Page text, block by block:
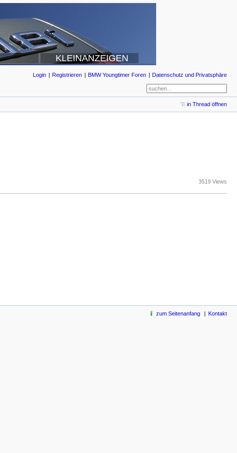
KLEINANZEIGEN
Login Registrieren BMW Youngtimer Foren Datenschutz und Privatsphäre
in Thread öffnen
3519 Views
zum Seitenanfang Kontakt